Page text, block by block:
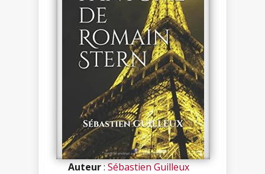
Auteur:Sébastien Guilleux